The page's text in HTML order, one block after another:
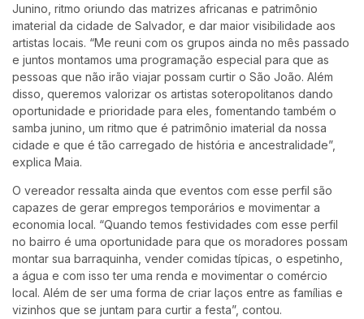
Junino, ritmo oriundo das matrizes africanas e patrimônio
imaterial da cidade de Salvador, e dar maior visibilidade aos
artistas locais. “Me reuni com os grupos ainda no mês passado
e juntos montamos uma programação especial para que as
pessoas que não irão viajar possam curtir o São João. Além
disso, queremos valorizar os artistas soteropolitanos dando
oportunidade e prioridade para eles, fomentando também o
samba junino, um ritmo que é patrimônio imaterial da nossa
cidade e que é tão carregado de história e ancestralidade”,
explica Maia.
O vereador ressalta ainda que eventos com esse perfil são
capazes de gerar empregos temporários e movimentar a
economia local. “Quando temos festividades com esse perfil
no bairro é uma oportunidade para que os moradores possam
montar sua barraquinha, vender comidas típicas, o espetinho,
a água e com isso ter uma renda e movimentar o comércio
local. Além de ser uma forma de criar laços entre as famílias e
vizinhos que se juntam para curtir a festa”, contou.